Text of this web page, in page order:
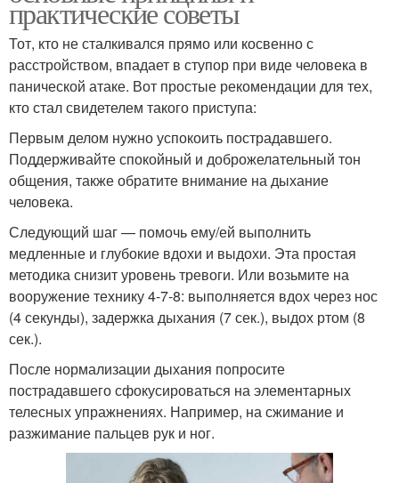
практические советы
Тот, кто не сталкивался прямо или косвенно с
расстройством, впадает в ступор при виде человека в
панической атаке. Вот простые рекомендации для тех,
кто стал свидетелем такого приступа:
Первым делом нужно успокоить пострадавшего.
Поддерживайте спокойный и доброжелательный тон
общения, также обратите внимание на дыхание
человека.
Следующий шаг — помочь ему/ей выполнить
медленные и глубокие вдохи и выдохи. Эта простая
методика снизит уровень тревоги. Или возьмите на
вооружение технику 4-7-8: выполняется вдох через нос
(4 секунды), задержка дыхания (7 сек.), выдох ртом (8
сек.).
После нормализации дыхания попросите
пострадавшего сфокусироваться на элементарных
телесных упражнениях. Например, на сжимание и
разжимание пальцев рук и ног.